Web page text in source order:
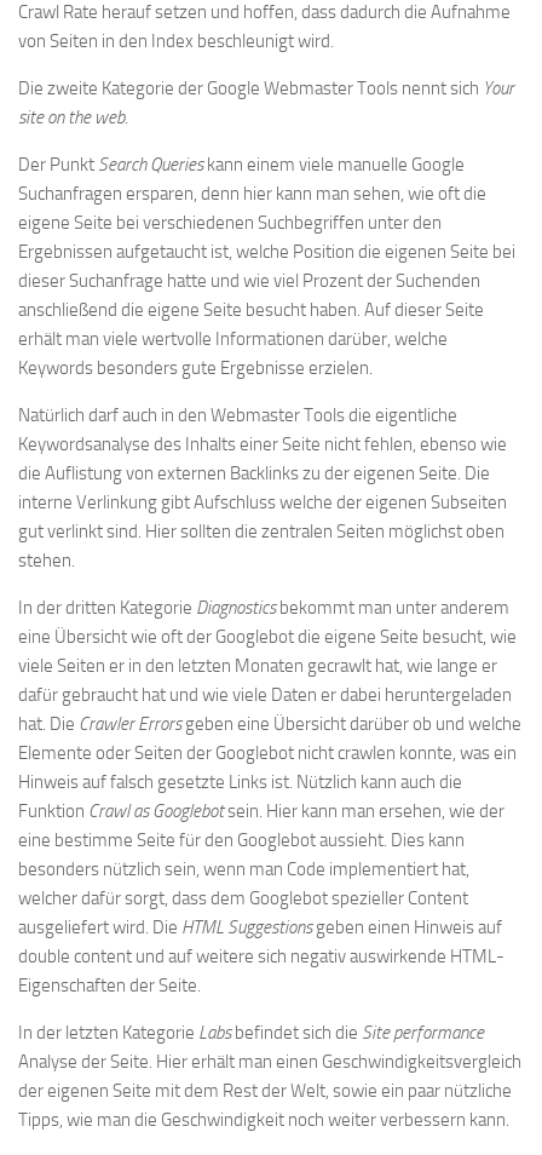
Crawl Rate herauf setzen und hoffen, dass dadurch die Aufnahme
von Seiten in den Index beschleunigt wird.
Die zweite Kategorie der Google Webmaster Tools nennt sich Your
site on the web.
Der Punkt Search Querieskann einem viele manuelle Google
Suchanfragen ersparen, denn hier kann man sehen, wie oft die
eigene Seite bei verschiedenen Suchbegriffen unter den
Ergebnissen aufgetaucht ist, welche Position die eigenen Seite bei
dieser Suchanfrage hatte und wie viel Prozent der Suchenden
anschließend die eigene Seite besucht haben. Auf dieser Seite
erhält man viele wertvolle Informationen darüber, welche
Keywords besonders gute Ergebnisse erzielen.
Natürlich darf auch in den Webmaster Tools die eigentliche
Keywordsanalyse des Inhalts einer Seite nicht fehlen, ebenso wie
die Auflistung von externen Backlinks zu der eigenen Seite. Die
interne Verlinkung gibt Aufschluss welche der eigenen Subseiten
gut verlinkt sind. Hier sollten die zentralen Seiten möglichst oben
stehen.
In der dritten Kategorie Diagnosticsbekommt man unter anderem
eine Übersicht wie oft der Googlebot die eigene Seite besucht, wie
viele Seiten er in den letzten Monaten gecrawlt hat, wie lange er
dafür gebraucht hat und wie viele Daten er dabei heruntergeladen
hat. Die Crawler Errorsgeben eine Übersicht darüber ob und welche
Elemente oder Seiten der Googlebot nicht crawlen konnte, was ein
Hinweis auf falsch gesetzte Links ist. Nützlich kann auch die
Funktion Crawl as Googlebotsein. Hier kann man ersehen, wie der
eine bestimme Seite für den Googlebot aussieht. Dies kann
besonders nützlich sein, wenn man Code implementiert hat,
welcher dafür sorgt, dass dem Googlebot spezieller Content
ausgeliefert wird. Die HTML Suggestionsgeben einen Hinweis auf
double content und auf weitere sich negativ auswirkende HTML-
Eigenschaften der Seite.
In der letzten Kategorie Labsbefindet sich die Site performance
Analyse der Seite. Hier erhält man einen Geschwindigkeitsvergleich
der eigenen Seite mit dem Rest der Welt, sowie ein paar nützliche
Tipps, wie man die Geschwindigkeit noch weiter verbessern kann.